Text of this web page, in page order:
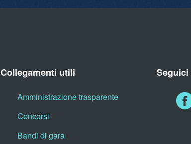
Collegamenti utili
Amministrazione trasparente
Concorsi
Bandi di gara
Seguici